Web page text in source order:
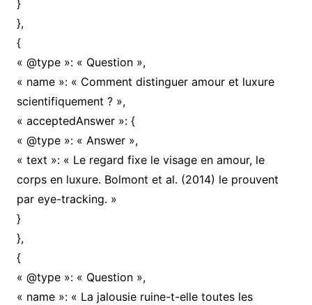
}
},
{
« @type »: « Question »,
« name »: « Comment distinguer amour et luxure
scientifiquement ? »,
« acceptedAnswer »: {
« @type »: « Answer »,
« text »: « Le regard fixe le visage en amour, le
corps en luxure. Bolmont et al. (2014) le prouvent
par eye-tracking. »
}
},
{
« @type »: « Question »,
« name »: « La jalousie ruine-t-elle toutes les